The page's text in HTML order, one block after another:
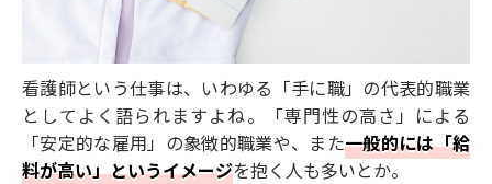
看護師という仕事は、いわゆる「手に職」の代表的職業
としてよく語られますよね。「専門性の高さ」による
「安定的な雇用」の象徴的職業や、また一般的には「給
料が高い」というイメージを抱く人も多いとか。